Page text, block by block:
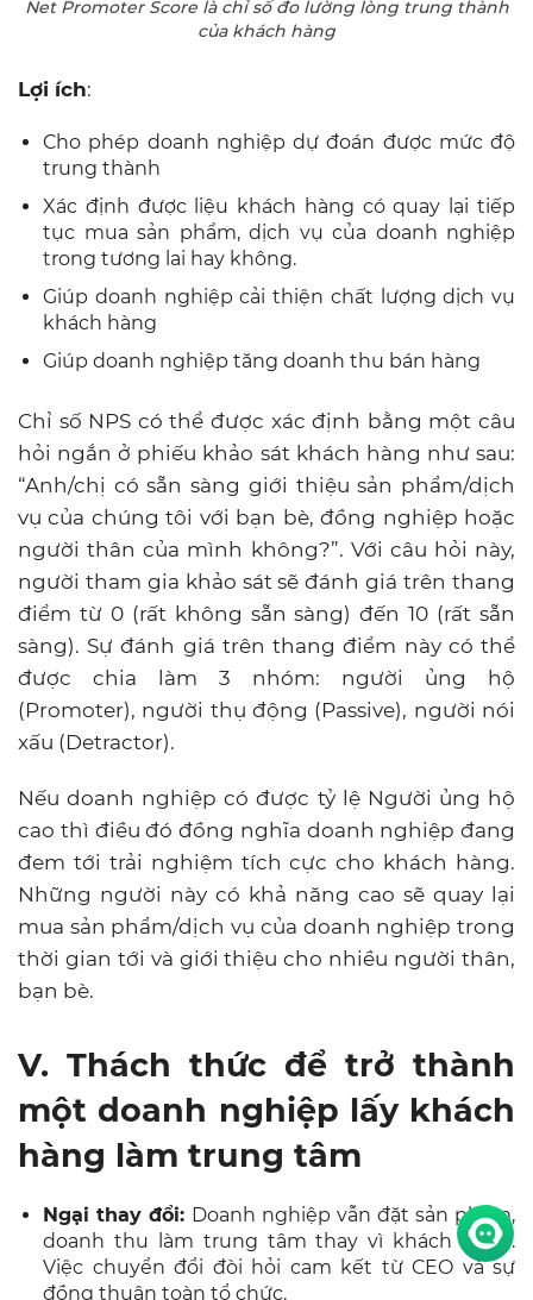
trong tương lai hay không.
khách hàng
Chỉ số NPS có thể được xác định bằng một câu
hỏi ngắn ở phiếu khảo sát khách hàng như sau:
“Anh/chị có sẵn sàng giới thiệu sản phẩm/dịch
vụ của chúng tôi với bạn bè, đồng nghiệp hoặc
người thân của mình không?”. Với câu hỏi này,
người tham gia khảo sát sẽ đánh giá trên thang
điểm từ 0 (rất không sẵn sàng) đến 10 (rất sẵn
được chia làm 3 nhóm: người ủng hộ
(Promoter), người thụ động (Passive), người nói
xấu (Detractor).
Nếu doanh nghiệp có được tỷ lệ Người ủng hộ
cao thì điều đó đồng nghĩa doanh nghiệp đang
đem tới trải nghiệm tích cực cho khách hàng.
Những người này có khả năng cao sẽ quay lại
mua sản phẩm/dịch vụ của doanh nghiệp trong
thời gian tới và giới thiệu cho nhiều người thân,
bạn bè.
V. Thách thức để trở thành
một doanh nghiệp lấy khách
hàng làm trung tâm
Ngại thay đổi:Doanh nghiệp vẫn đặt sản phẩm,
doanh thu làm trung tâm thay vì khách hàng.
đồng thuận toàn tổ chức.
đổi liên tục:Trong kỷ nguyên số, khách hàng đòi
hỏi trải nghiệm tức thì, cá nhân hóa sâu, đồng
thời dễ dàng rời bỏ thương hiệu nếu không hài
Không trao quyền cho nhân viên: Xây dựng văn
hóa lấy khách hàng làm trung tâm cần đòi hỏi
doanh nghiệp trao quyền và khuyến khích nhân